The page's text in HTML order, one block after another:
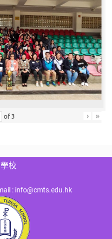
of3 › »
校
: info@cmts.edu.hk